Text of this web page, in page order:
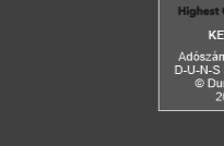
Fontosnak tartjuk
A böngészési élmény
hirdetések vagy tartalmak
forgalom elemzése